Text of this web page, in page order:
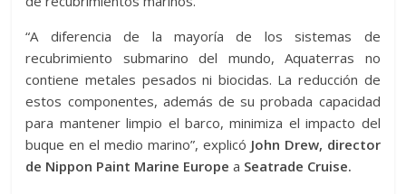
“A diferencia de la mayoría de los sistemas de
recubrimiento submarino del mundo, Aquaterras no
contiene metales pesados ​​ni biocidas. La reducción de
estos componentes, además de su probada capacidad
para mantener limpio el barco, minimiza el impacto del
buque en el medio marino”, explicó John Drew, director
de Nippon Paint Marine Europe a Seatrade Cruise.